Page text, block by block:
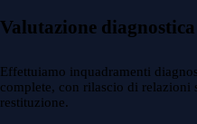
Valutazione
Effettuiamo inquadramenti
complete, con rilascio di
restituzione.